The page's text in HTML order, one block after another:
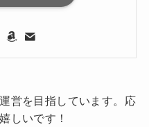
営を目指しています。応
しいです！